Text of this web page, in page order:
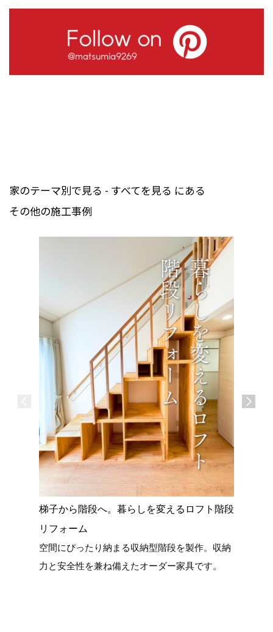
家のテーマ別で見る - すべてを見る にある
その他の施工事例
梯子から階段へ。暮らしを変えるロフト階段
リフォーム
空間にぴったり納まる収納型階段を製作。収納
力と安全性を兼ね備えたオーダー家具です。